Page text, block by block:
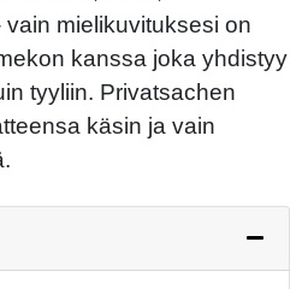
mielikuvituksesi on
kanssa joka yhdistyy
tyyliin. Privatsachen
käsin ja vain